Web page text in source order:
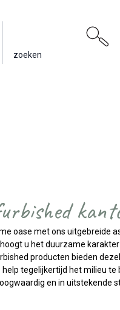
zoeken
oase met ons uitgebreide
u het duurzame
producten bieden
tegelijkertijd het milieu
en in uitstekende